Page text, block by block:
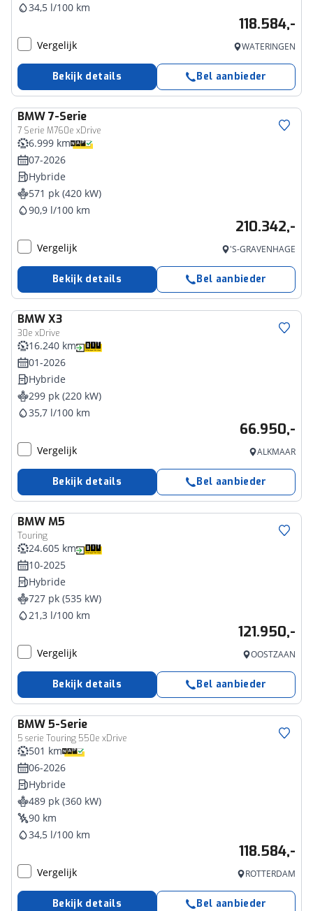
34,5 l/100 km
118.584,-
Vergelijk WATERINGEN
Bekijk details Bel aanbieder
BMW7-Serie
7 Serie M760e xDrive
6.999 km
07-2026
Hybride
571 pk (420 kW)
90,9 l/100 km
210.342,-
Vergelijk 'S-GRAVENHAGE
Bekijk details Bel aanbieder
BMWX3
30e xDrive
16.240 km
01-2026
Hybride
299 pk (220 kW)
35,7 l/100 km
66.950,-
Vergelijk ALKMAAR
Bekijk details Bel aanbieder
BMWM5
Touring
24.605 km
10-2025
Hybride
727 pk (535 kW)
21,3 l/100 km
121.950,-
Vergelijk OOSTZAAN
Bekijk details Bel aanbieder
BMW5-Serie
5 serie Touring 550e xDrive
501 km
06-2026
Hybride
489 pk (360 kW)
90 km
34,5 l/100 km
118.584,-
Vergelijk ROTTERDAM
Bekijk details Bel aanbieder